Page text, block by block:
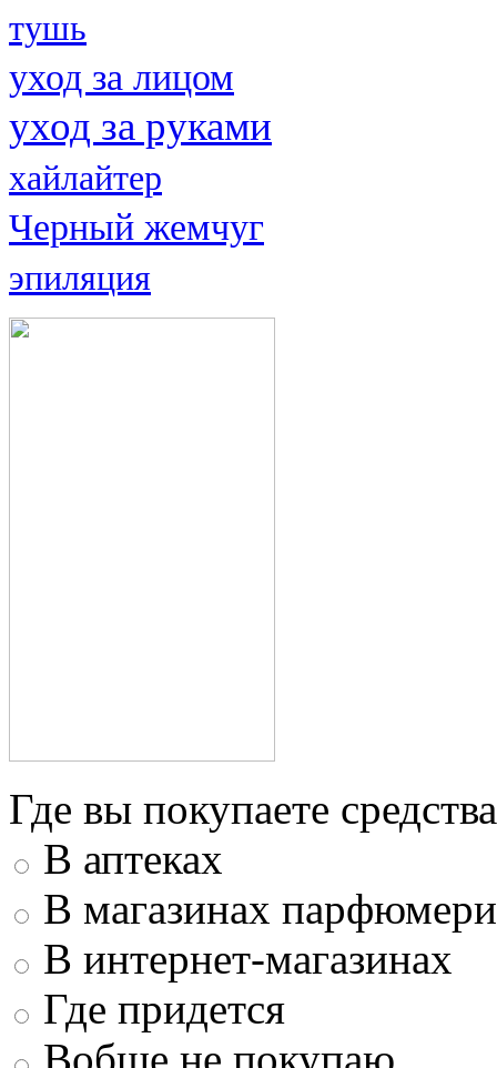
тушь
уход за лицом
уход за руками
хайлайтер
Черный жемчуг
эпиляция
Где вы покупаете
В аптеках
В магазинах
В интернет-магазинах
Где придется
Вобще не покупаю